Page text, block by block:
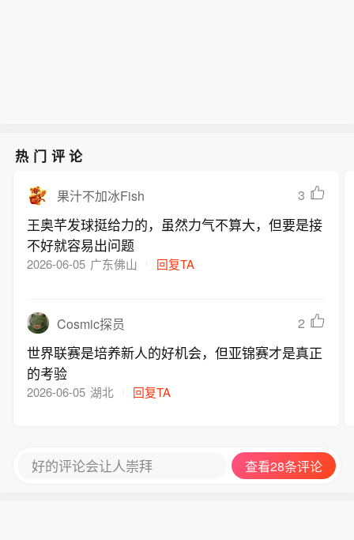
热门评论
果汁不加冰Fish 3
王奥芊发球挺给力的，虽然力气不算大，但要是接
不好就容易出问题
2026-06-05 广东佛山 回复TA
Cosmic探员 2
世界联赛是培养新人的好机会，但亚锦赛才是真正
的考验
2026-06-05 湖北 回复TA
好的评论会让人崇拜 查看28条评论